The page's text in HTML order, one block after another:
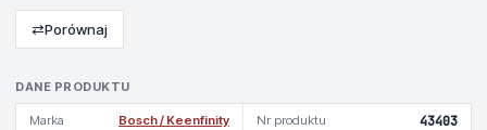
DANE PRODUKTU
Marka Bosch / Keenfinity Nr produktu 43403
⇄Porównaj